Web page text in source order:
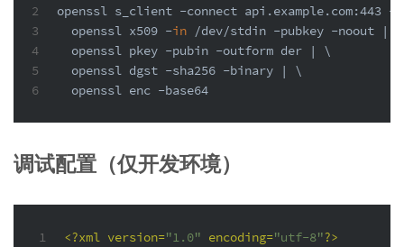
2
3
4
5
6
openssl s_client -connect api.example.com:443
  openssl x509 -
in /dev/stdin -pubkey -noout | \
  openssl pkey -pubin -outform der | \
  openssl dgst -sha256 -binary | \
  openssl enc -
base64
调试配置（仅开发环境）
1
<?xml version="1.0" encoding="utf-8"?>